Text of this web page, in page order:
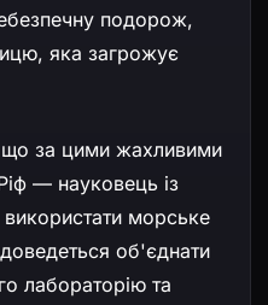
подорож,
яка загрожує
що за цими жахливими
— науковець із
морське
об'єднати
лабораторію та